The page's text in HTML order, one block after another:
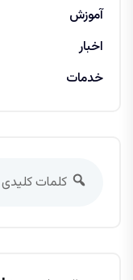
آموزش
اخبار
خدمات